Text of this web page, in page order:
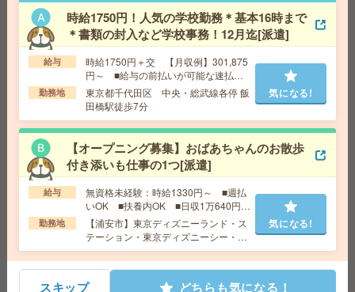
交通費
勤務地
千葉県千葉市中央区 総武線快速 千葉駅徒歩
7分、千葉都市モノレール 栄町（千葉）駅徒歩3分
気になる!
1700円＊《時間相談OK！》藤沢駅からバス10分！長期！
見学ツアーアテンド[派遣]
給 与 時給1700円～1750円 月収例 142,800円～1
47,000円
交通費 全額支給
勤務地 藤沢駅民間バス10分、辻堂駅民間バス9分 ※
本鵠沼駅からも徒歩19分程度！ 自転車通勤可能！
【駅近3分】長期！社団法人でアシスタント事務！残業な
し[派遣]
給 与 時給1600円 月収例 202,560円
時給1750円！人気の学校勤務＊基本16時まで
＊書類の封入など学校事務！12月迄[派遣]
給与
時給1750円＋交 【月収例】301,875
円～ ■給与の前払いが可能な速払い
サービスあり
勤務地
東京都千代田区 中央・総武線各停 飯
田橋駅徒歩7分
気になる!
【オープニング募集】おばあちゃんのお散歩
付き添いも仕事の1つ[派遣]
給与
無資格未経験：時給1330円～ ■週払
いOK ■扶養内OK ■日収1万640円以
上
勤務地
【浦安市】東京ディズニーランド・ス
テーション・東京ディズニーシー・ス
テーション・リゾートゲートウェイ・
ステーション・ベイサイド・ステーシ
ョンなど勤務地多数！
気になる!
スキップ どちらも気になる！